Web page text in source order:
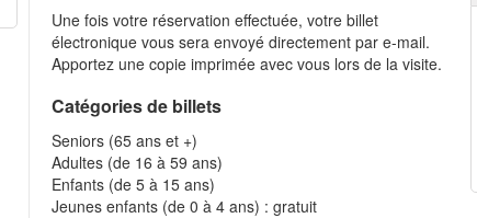
Une fois votre réservation effectuée, votre billet
électronique vous sera envoyé directement par e-mail.
Apportez une copie imprimée avec vous lors de la visite.
Catégories de billets
Seniors (65 ans et +)
Adultes (de 16 à 59 ans)
Enfants (de 5 à 15 ans)
Jeunes enfants (de 0 à 4 ans) : gratuit